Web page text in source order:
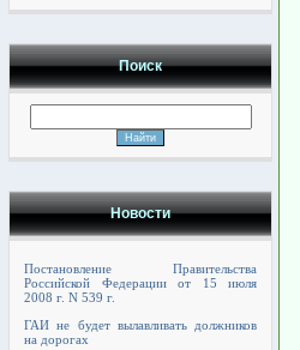
Поиск
Новости
Постановление Правительства
Российской Федерации от 15 июля
2008 г. N 539 г.
ГАИ не будет вылавливать должников
на дорогах